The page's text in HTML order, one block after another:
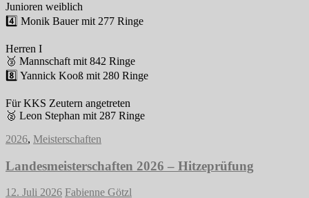
Junioren weiblich
4️⃣ Monik Bauer mit 277 Ringe
Herren I
🥉 Mannschaft mit 842 Ringe
8️⃣ Yannick Kooß mit 280 Ringe
Für KKS Zeutern angetreten
🥈 Leon Stephan mit 287 Ringe
2026, Meisterschaften
Landesmeisterschaften 2026 – Hitzeprüfung
12. Juli 2026 Fabienne Götzl